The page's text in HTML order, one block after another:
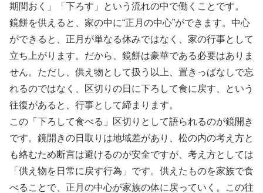
期間おく」「下ろす」という流れの中で働くことです。
鏡餅を供えると、家の中に“正月の中心”ができます。中心
ができると、正月が単なる休みではなく、家の行事として
立ち上がります。だから、鏡餅は豪華である必要はありま
せん。ただし、供え物として扱う以上、置きっぱなしで忘
れるのではなく、区切りの日に下ろして食に戻す、という
往復があると、行事として締まります。
この「下ろして食べる」区切りとして語られるのが鏡開き
です。鏡開きの日取りは地域差があり、松の内の考え方と
も絡むため断言は避けるのが安全ですが、考え方としては
「供え物を日常に戻す行為」です。供えたものを家族で食
べることで、正月の中心が家族の体に戻っていく。この往